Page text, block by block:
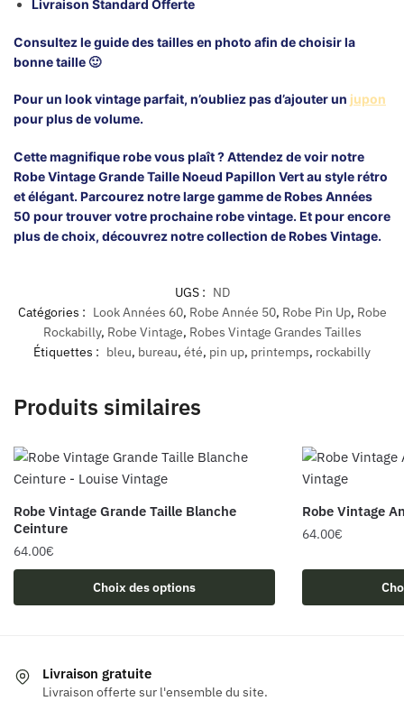
Livraison Standard Offerte
Consultez le guide des tailles en photo afin de choisir la
bonne taille 🙂
Pour un look vintage parfait, n’oubliez pas d’ajouter un jupon
pour plus de volume.
Cette magnifique robe vous plaît ? Attendez de voir notre
Robe Vintage Grande Taille Noeud Papillon Vertau style rétro
et élégant. Parcourez notre large gamme deRobes Années
50 pour trouver votre prochaine robe vintage. Et pour encore
plus de choix, découvrez notre collection deRobes Vintage.
UGS : ND
Catégories : Look Années 60, Robe Année 50, Robe Pin Up, Robe
Rockabilly, Robe Vintage, Robes Vintage Grandes Tailles
Étiquettes : bleu, bureau, été, pin up, printemps, rockabilly
Produits similaires
Robe Vintage Grande Taille Blanche
Ceinture
64.00€
Choix des options
produit
variations.
Les
Robe Vintage
64.00€
a
Livraison gratuite
Livraison offerte sur l'ensemble du site.